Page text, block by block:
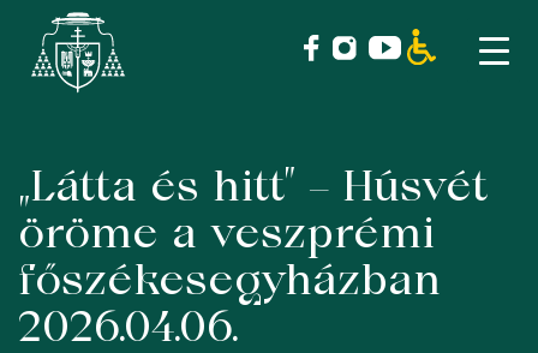
Skip
content
„Látta és hitt” – Húsvét
öröme a veszprémi
főszékesegyházban
2026.04.06.